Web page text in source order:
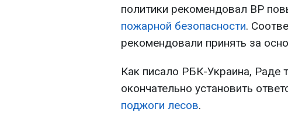
политики рекомендовал ВР
пожарной безопасности.
рекомендовали принять за
Как писало РБК-Украина, Раде
окончательно установить
поджоги лесов.